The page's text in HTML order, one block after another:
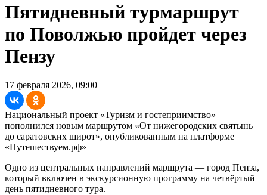
Пятидневный турмаршрут
по Поволжью пройдет через
Пензу
17 февраля 2026, 09:00
Национальный проект «Туризм и гостеприимство»
пополнился новым маршрутом «От нижегородских святынь
до саратовских широт», опубликованным на платформе
«Путешествуем.рф»
Одно из центральных направлений маршрута — город Пенза,
который включен в экскурсионную программу на четвёртый
день пятидневного тура.